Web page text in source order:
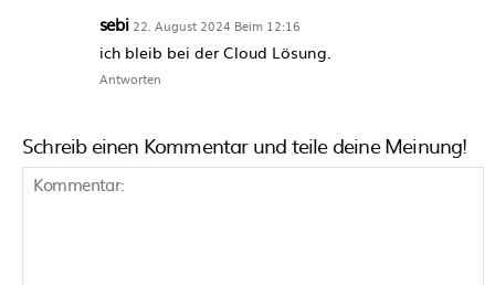
sebi 22. August 2024 Beim 12:16
ich bleib bei der Cloud Lösung.
Antworten
Schreib einen Kommentar und teile deine Meinung!